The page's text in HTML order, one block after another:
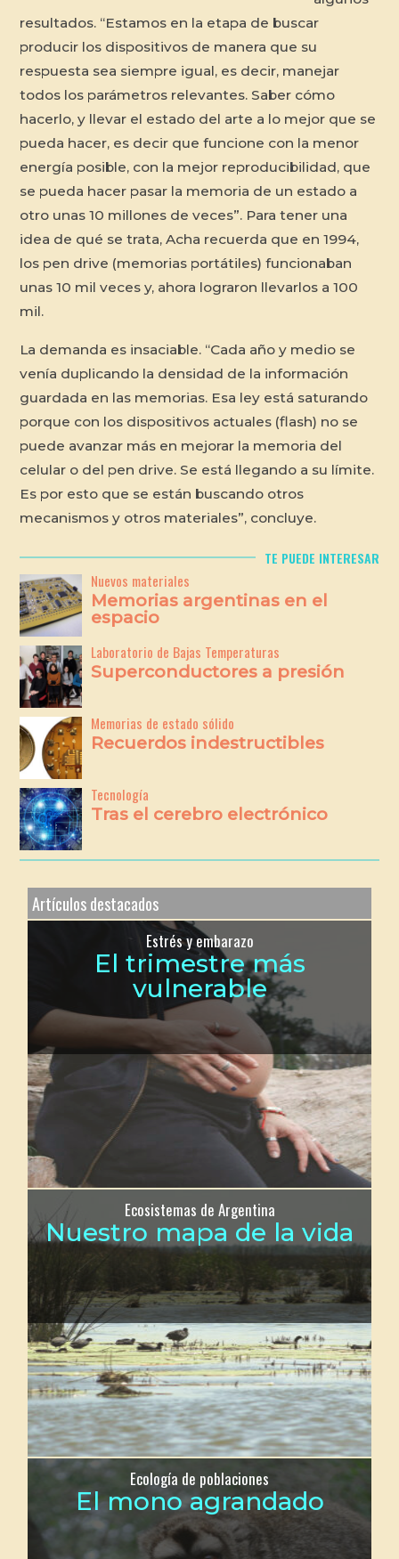
resultados. “Estamos en la etapa de buscar
producir los dispositivos de manera que su
respuesta sea siempre igual, es decir, manejar
todos los parámetros relevantes. Saber cómo
hacerlo, y llevar el estado del arte a lo mejor que se
pueda hacer, es decir que funcione con la menor
energía posible, con la mejor reproducibilidad, que
se pueda hacer pasar la memoria de un estado a
otro unas 10 millones de veces”. Para tener una
idea de qué se trata, Acha recuerda que en 1994,
los pen drive (memorias portátiles) funcionaban
unas 10 mil veces y, ahora lograron llevarlos a 100
mil.
La demanda es insaciable. “Cada año y medio se
venía duplicando la densidad de la información
guardada en las memorias. Esa ley está saturando
porque con los dispositivos actuales (flash) no se
puede avanzar más en mejorar la memoria del
celular o del pen drive. Se está llegando a su límite.
Es por esto que se están buscando otros
mecanismos y otros materiales”, concluye.
TE PUEDE INTERESAR
Nuevos materiales
Memorias argentinas en el
espacio
Laboratorio de Bajas Temperaturas
Superconductores a presión
Memorias de estado sólido
Recuerdos indestructibles
Tecnología
Tras el cerebro electrónico
Artículos destacados
Estrés y embarazo
El trimestre más
vulnerable
Ecosistemas de Argentina
Nuestro mapa de la vida
Ecología de poblaciones
El mono agrandado